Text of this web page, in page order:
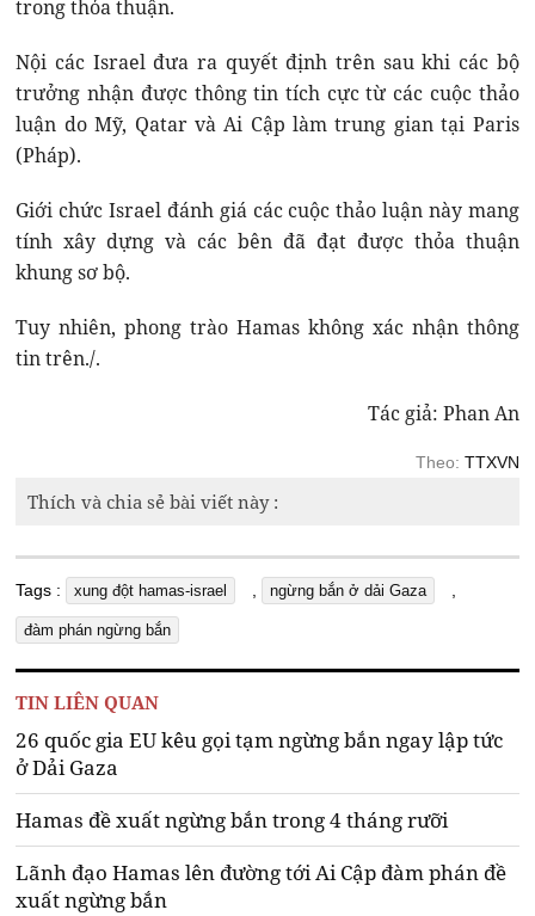
trong thỏa thuận.
Nội các Israel đưa ra quyết định trên sau khi các bộ
trưởng nhận được thông tin tích cực từ các cuộc thảo
luận do Mỹ, Qatar và Ai Cập làm trung gian tại Paris
(Pháp).
Giới chức Israel đánh giá các cuộc thảo luận này mang
tính xây dựng và các bên đã đạt được thỏa thuận
khung sơ bộ.
Tuy nhiên, phong trào Hamas không xác nhận thông
tin trên./.
Tác giả: Phan An
Theo: TTXVN
Thích và chia sẻ bài viết này :
Tags : xung đột hamas-israel ngừng bắn ở dải Gaza
đàm phán ngừng bắn
TIN LIÊN QUAN
26 quốc gia EU kêu gọi tạm ngừng bắn ngay lập tức
ở Dải Gaza
Hamas đề xuất ngừng bắn trong 4 tháng rưỡi
Lãnh đạo Hamas lên đường tới Ai Cập đàm phán đề
xuất ngừng bắn